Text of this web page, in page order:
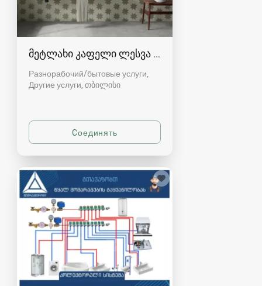
მეტლახი კაფელი ლესვა რემონტი ბლოკი
Разнорабочий/бытовые услуги,
Другие услуги თბილისი